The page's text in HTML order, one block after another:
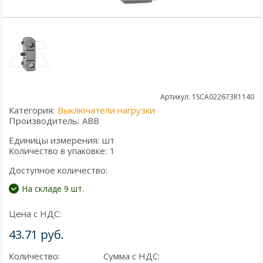
Артикул: 1SCA022673R1140
Категория: Выключатели нагрузки
Производитель: ABB
Единицы измерения: шт
Количество в упаковке: 1
Доступное количество:
На складе 9 шт.
Цена с НДС:
43.71 руб.
Количество: Сумма с НДС: